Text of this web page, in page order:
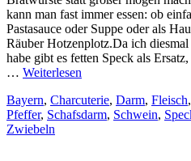
kann man fast immer essen: ob
Pastasauce oder Suppe oder als
Räuber Hotzenplotz.Da ich
habe gibt es fetten Speck als
… Weiterlesen
Bayern, Charcuterie, Darm, Fleisch,
Pfeffer, Schafsdarm, Schwein,
Zwiebeln